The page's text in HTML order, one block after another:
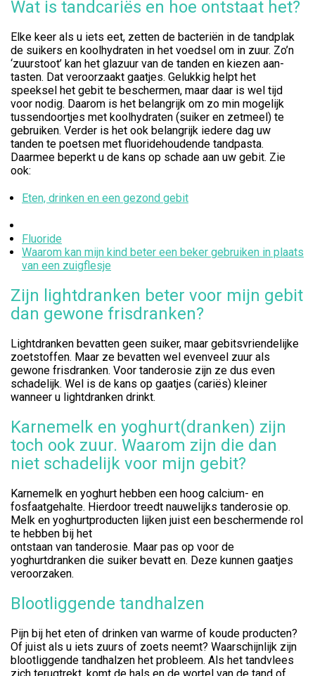
Wat is tandcariës en hoe ontstaat het?
Elke keer als u iets eet, zetten de bacteriën in de tandplak
de suikers en koolhydraten in het voedsel om in zuur. Zo’n
‘zuurstoot’ kan het glazuur van de tanden en kiezen aan­
tasten. Dat veroorzaakt gaatjes. Gelukkig helpt het
speeksel het gebit te beschermen, maar daar is wel tijd
voor nodig. Daarom is het belangrijk om zo min mogelijk
tussen­doortjes met koolhydraten (suiker en zetmeel) te
gebruiken. Verder is het ook belangrijk iedere dag uw
tanden te poetsen met fluoridehoudende tandpasta.
Daarmee beperkt u de kans op schade aan uw gebit. Zie
ook:
Eten, drinken en een gezond gebit
Fluoride
Waarom kan mijn kind beter een beker gebruiken in plaats
van een zuigflesje
Zijn lightdranken beter voor mijn gebit
dan gewone frisdranken?
Lightdranken bevatten geen suiker, maar gebitsvriendelijke
zoetstoffen. Maar ze bevatten wel evenveel zuur als
gewone frisdranken. Voor tanderosie zijn ze dus even
schadelijk. Wel is de kans op gaatjes (cariës) kleiner
wanneer u lightdranken drinkt.
Karnemelk en yoghurt(dranken) zijn
toch ook zuur. Waarom zijn die dan
niet schadelijk voor mijn gebit?
Karnemelk en yoghurt hebben een hoog calcium- en
fosfaatgehalte. Hierdoor treedt nauwelijks tanderosie op.
Melk en yoghurtproducten lijken juist een beschermende rol
te hebben bij het
ontstaan van tanderosie. Maar pas op voor de
yoghurtdranken die suiker bevatt en. Deze kunnen gaatjes
veroorzaken.
Blootliggende tandhalzen
Pijn bij het eten of drinken van warme of koude producten?
Of juist als u iets zuurs of zoets neemt? Waarschijnlijk zijn
blootliggende tandhalzen het probleem. Als het tandvlees